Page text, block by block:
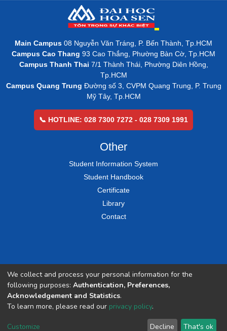
Main Campus 08 Nguyễn Văn Tráng, P. Bến Thành, Tp.HCM
Campus Cao Thang 93 Cao Thắng, Phường Bàn Cờ, Tp.HCM
Campus Thanh Thai 7/1 Thành Thái, Phường Diên Hồng,
Tp.HCM
Campus Quang Trung Đường số 3, CVPM Quang Trung, P. Trung
Mỹ Tây, Tp.HCM
📞 HOTLINE: 028 7300 7272 - 028 7309 1991
Other
Student Information System
Student Handbook
Certificate
Library
Contact
We collect and process your personal information for the
following purposes: Authentication, Preferences,
Acknowledgement and Statistics.
To learn more, please read our privacy policy.
Customize Decline That's ok